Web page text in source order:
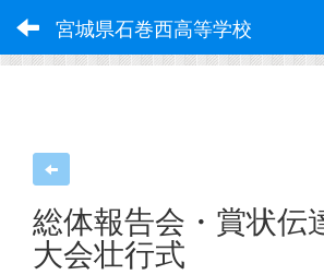
宮城県石巻西高等学校
総体報告会・賞状伝
大会壮行式